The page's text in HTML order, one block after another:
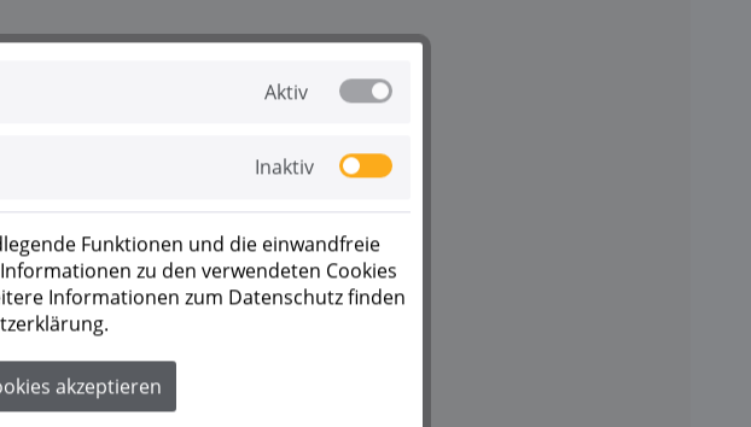
von Solarenergie
auf Fronius Hybrid-
schneller Service
Aktiv
Inaktiv
Funktionen und die einwandfreie
zu den verwendeten Cookies
Informationen zum Datenschutz finden
akzeptieren